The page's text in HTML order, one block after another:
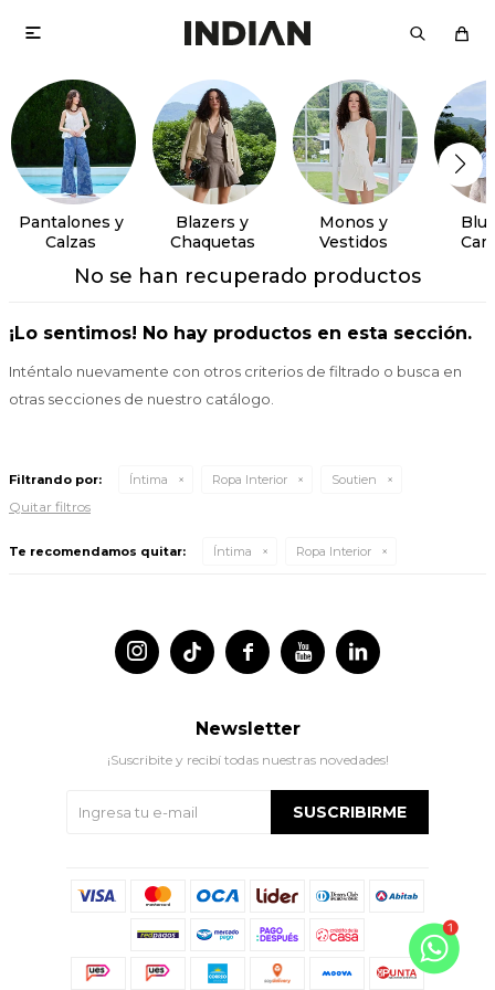

Pantalones y
Calzas
Blazers y
Chaquetas
Monos y
Vestidos
No se han recuperado productos
¡Lo sentimos! No hay productos en esta sección.
Inténtalo nuevamente con otros criterios de filtrado o busca en
otras secciones de nuestro catálogo.
Filtrando por: Íntima Ropa Interior Soutien
Quitar filtros
Te recomendamos quitar: Íntima Ropa Interior
 
 
Newsletter
¡Suscribite y recibí todas nuestras novedades!
SUSCRIBIRME